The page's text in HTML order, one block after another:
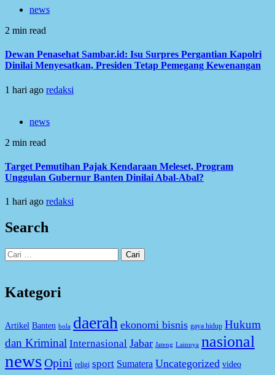
news
2 min read
Dewan Penasehat Sambar.id: Isu Surpres Pergantian Kapolri
Dinilai Menyesatkan, Presiden Tetap Pemegang Kewenangan
1 hari ago redaksi
news
2 min read
Target Pemutihan Pajak Kendaraan Meleset, Program
Unggulan Gubernur Banten Dinilai Abal-Abal?
1 hari ago redaksi
Search
Cari
untuk:
Kategori
Artikel Banten bola daerah ekonomi bisnis gaya hidup Hukum
dan Kriminal Internasional Jabar Jateng Lainnya nasional
newsOpini religi sport Sumatera Uncategorized video